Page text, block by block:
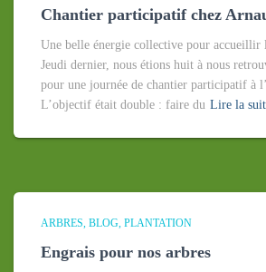
Chantier participatif chez
Une belle énergie collective pour accueillir
Jeudi dernier, nous étions huit à nous
pour une journée de chantier participatif à
L’objectif était double : faire du Lire la
ARBRES BLOG PLANTATION
Engrais pour nos arbres